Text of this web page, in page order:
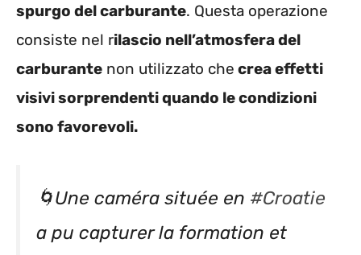
spurgo del carburante. Questa operazione
consiste nel rilascio nell’atmosfera del
carburante non utilizzato che crea effetti
visivi sorprendenti quando le condizioni
sono favorevoli.
🌀Une caméra située en #Croatie
a pu capturer la formation et